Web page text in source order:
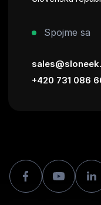
Spojme sa
+420 731 086